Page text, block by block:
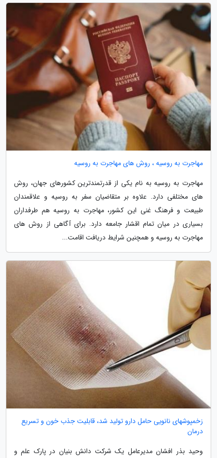
مهاجرت به روسیه ، روش های مهاجرت به روسیه
مهاجرت به روسیه به نام یکی از قدرتمندترین کشورهای جهان، روش
های مختلفی دارد. علاوه بر متقاضیان سفر به روسیه و علاقمندان
طبیعت و فرهنگ غنی این کشور، مهاجرت به روسیه هم طرفداران
بسیاری در میان تمام اقشار جامعه دارد. برای آگاهی از روش های
مهاجرت به روسیه و همچنین شرایط دریافت اقامت...
زخمپوشهای نانویی حامل دارو تولید شد، قابلیت جذب خون و تسریع
درمان
وحید بذر افشان مدیرعامل یک شرکت دانش بنیان در پارک علم و